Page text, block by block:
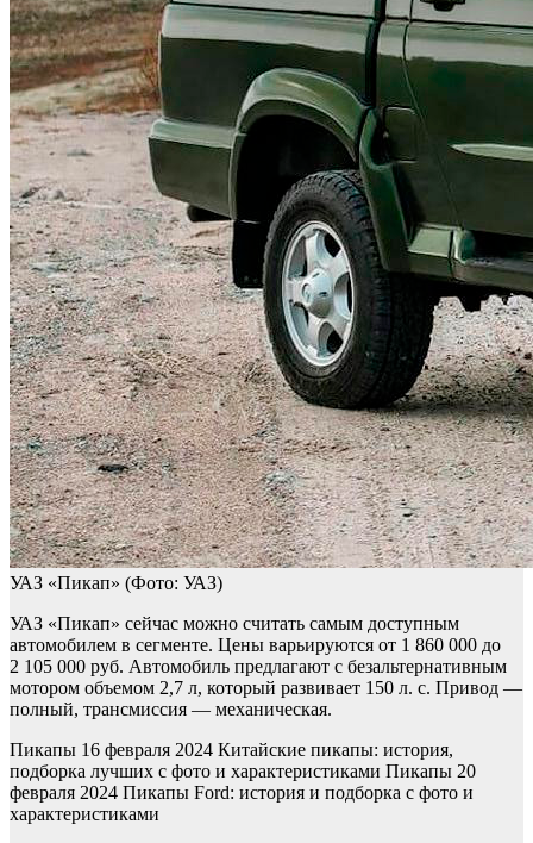
УАЗ «Пикап» (Фото: УАЗ)
УАЗ «Пикап» сейчас можно считать самым доступным
автомобилем в сегменте. Цены варьируются от 1 860 000 до
2 105 000 руб. Автомобиль предлагают с безальтернативным
мотором объемом 2,7 л, который развивает 150 л. с. Привод —
полный, трансмиссия — механическая.
Пикапы 16 февраля 2024 Китайские пикапы: история,
подборка лучших с фото и характеристиками Пикапы 20
февраля 2024 Пикапы Ford: история и подборка с фото и
характеристиками